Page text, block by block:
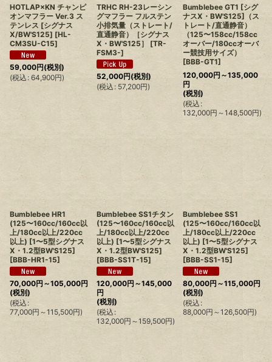
HOTLAP×KN チャンピ
オンマフラー Ver.3 ス
テンレス [シグナス
X/BW'S125] [HL-
CM3SU-C15]
59,000円(税別)
(税込 : 64,900円)
TRHC RH-23レーシン
グマフラー フルステン
小排気量（ストレート/
直通静音）［シグナス
X・BW'S125］
[TR-
FSM3-]
52,000円(税別)
(税込 : 57,200円)
Bumblebee GT1 [シグ
ナスX・BW'S125]（ス
トレート/直通静音）
（125〜158cc/158cc
オーバー/180ccオーバ
ー競技用サイズ）
[BBB-GT1]
120,000円～135,000
円
(税別)
(税込 :
132,000円 ～148,500円)
Bumblebee HR1
(125〜160cc/160cc以
上/180cc以上/220cc
以上) [1〜5型シグナス
X・1.2型BW'S125]
[BBB-HR1-15]
70,000円 ～105,000円
(税別)
(税込 :
77,000円 ～115,500円)
Bumblebee SS1チタン
(125〜160cc/160cc以
上/180cc以上/220cc
以上) [1〜5型シグナス
X・1.2型BW'S125]
[BBB-SS1T-15]
120,000円 ～145,000
円
(税別)
(税込 :
132,000円 ～159,500円)
Bumblebee SS1
(125〜160cc/160cc以
上/180cc以上/220cc
以上) [1〜5型シグナス
X・1.2型BW'S125]
[BBB-SS1-15]
80,000円 ～115,000円
(税別)
(税込 :
88,000円 ～126,500円)